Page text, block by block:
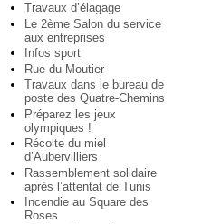
Travaux d’élagage
Le 2ème Salon du service
aux entreprises
Infos sport
Rue du Moutier
Travaux dans le bureau de
poste des Quatre-Chemins
Préparez les jeux
olympiques !
Récolte du miel
d’Aubervilliers
Rassemblement solidaire
après l’attentat de Tunis
Incendie au Square des
Roses